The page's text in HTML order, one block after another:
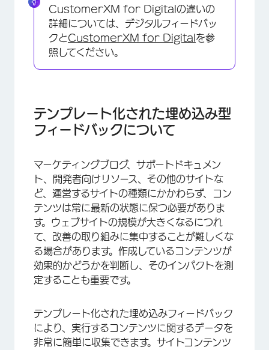
コンテンツをカスタマイズする
見た目と操作性
CSSセレクター
テンプレート化された埋め込みフィードバックで
の共同作業
トラブルシューティング
FAQs
CustomerXM for Digitalの違いの
詳細については、デジタルフィードバッ
クとCustomerXM for Digital を参
照してください。
テンプレート化された埋め込み型
フィードバックについて
マーケティングブログ、サポートドキュメン
ト、開発者向けリソース、その他のサイトな
ど、運営するサイトの種類にかかわらず、コン
テンツは常に最新の状態に保つ必要がありま
す。ウェブサイトの規模が大きくなるにつれ
て、改善の取り組みに集中することが難しくな
る場合があります。作成しているコンテンツが
効果的かどうかを判断し、そのインパクトを測
定することも重要です。
テンプレート化された埋め込みフィードバック
により、実行するコンテンツに関するデータを
非常に簡単に収集できます。サイトコンテンツ